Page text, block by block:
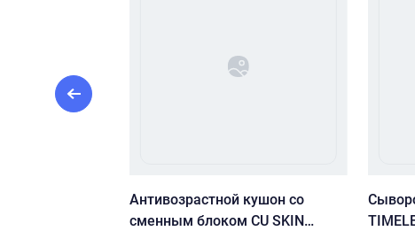
Антивозрастной кушон со
сменным блоком CU SKIN